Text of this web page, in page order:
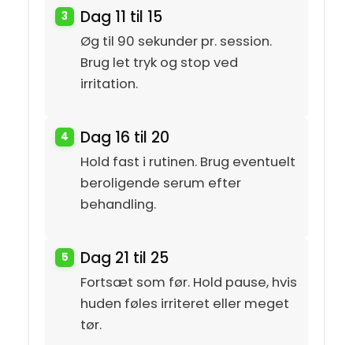
Dag 11 til 15
Øg til 90 sekunder pr. session.
Brug let tryk og stop ved
irritation.
Dag 16 til 20
Hold fast i rutinen. Brug eventuelt
beroligende serum efter
behandling.
Dag 21 til 25
Fortsæt som før. Hold pause, hvis
huden føles irriteret eller meget
tør.